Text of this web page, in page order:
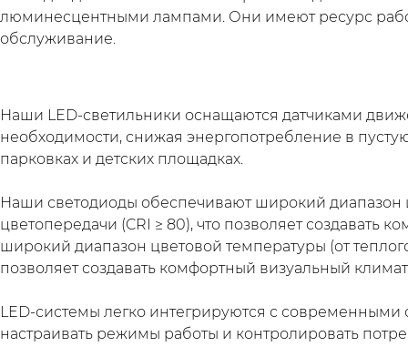
люминесцентными лампами. Они имеют ресурс
обслуживание.
Наши LED-светильники оснащаются датчиками
необходимости, снижая энергопотребление в
парковках и детских площадках.
Наши светодиоды обеспечивают широкий диапазон
цветопередачи (CRI ≥ 80), что позволяет создавать
широкий диапазон цветовой температуры (от
позволяет создавать комфортный визуальный
LED-системы легко интегрируются с
настраивать режимы работы и контролировать